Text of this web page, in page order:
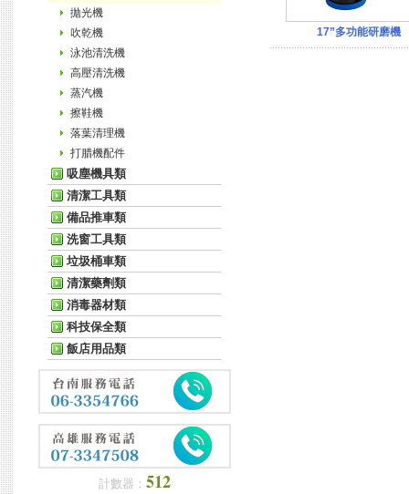
拋光機
吹乾機
泳池清洗機
高壓清洗機
蒸汽機
擦鞋機
落葉清理機
打腊機配件
吸塵機具類
清潔工具類
備品推車類
洗窗工具類
垃圾桶車類
清潔藥劑類
消毒器材類
科技保全類
飯店用品類
計數器： 512
17”多功能研磨機